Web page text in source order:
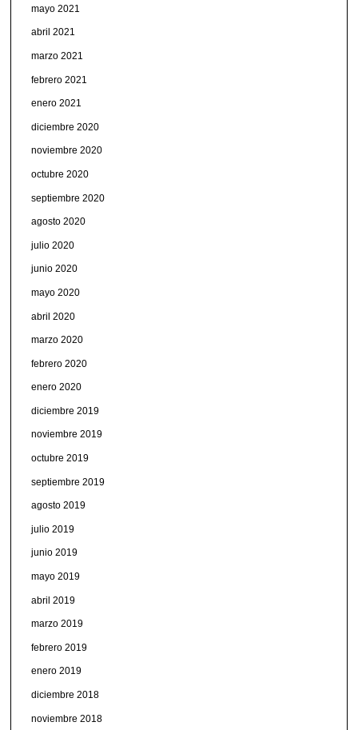
mayo 2021
abril 2021
marzo 2021
febrero 2021
enero 2021
diciembre 2020
noviembre 2020
octubre 2020
septiembre 2020
agosto 2020
julio 2020
junio 2020
mayo 2020
abril 2020
marzo 2020
febrero 2020
enero 2020
diciembre 2019
noviembre 2019
octubre 2019
septiembre 2019
agosto 2019
julio 2019
junio 2019
mayo 2019
abril 2019
marzo 2019
febrero 2019
enero 2019
diciembre 2018
noviembre 2018